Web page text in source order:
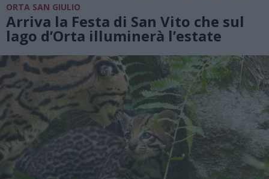
ORTA SAN GIULIO
Arriva la Festa di San Vito che sul
lago d’Orta illuminerà l’estate